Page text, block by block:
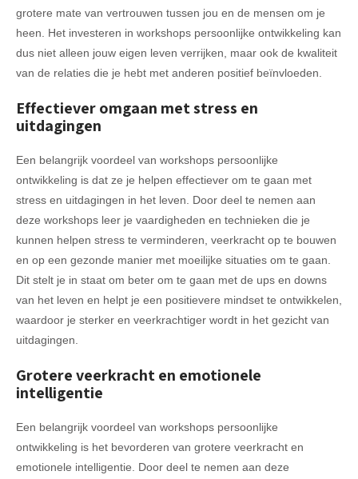
grotere mate van vertrouwen tussen jou en de mensen om je
heen. Het investeren in workshops persoonlijke ontwikkeling kan
dus niet alleen jouw eigen leven verrijken, maar ook de kwaliteit
van de relaties die je hebt met anderen positief beïnvloeden.
Effectiever omgaan met stress en
uitdagingen
Een belangrijk voordeel van workshops persoonlijke
ontwikkeling is dat ze je helpen effectiever om te gaan met
stress en uitdagingen in het leven. Door deel te nemen aan
deze workshops leer je vaardigheden en technieken die je
kunnen helpen stress te verminderen, veerkracht op te bouwen
en op een gezonde manier met moeilijke situaties om te gaan.
Dit stelt je in staat om beter om te gaan met de ups en downs
van het leven en helpt je een positievere mindset te ontwikkelen,
waardoor je sterker en veerkrachtiger wordt in het gezicht van
uitdagingen.
Grotere veerkracht en emotionele
intelligentie
Een belangrijk voordeel van workshops persoonlijke
ontwikkeling is het bevorderen van grotere veerkracht en
emotionele intelligentie. Door deel te nemen aan deze